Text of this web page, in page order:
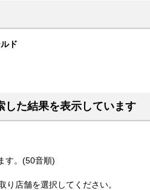
ド
した結果を表示しています
す。(50音順)
り店舗を選択してください。